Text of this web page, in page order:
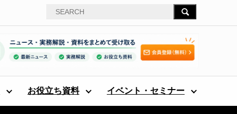
お役立ち資料 イベント・セミナー